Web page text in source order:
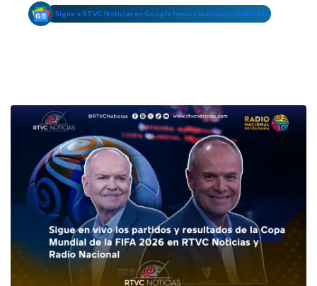
Sigue a RTVC Noticias en Google News y mantente conectado